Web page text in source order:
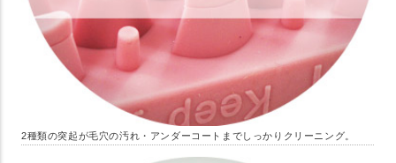
2種類の突起が毛穴の汚れ・アンダーコートまでしっかりクリーニング。